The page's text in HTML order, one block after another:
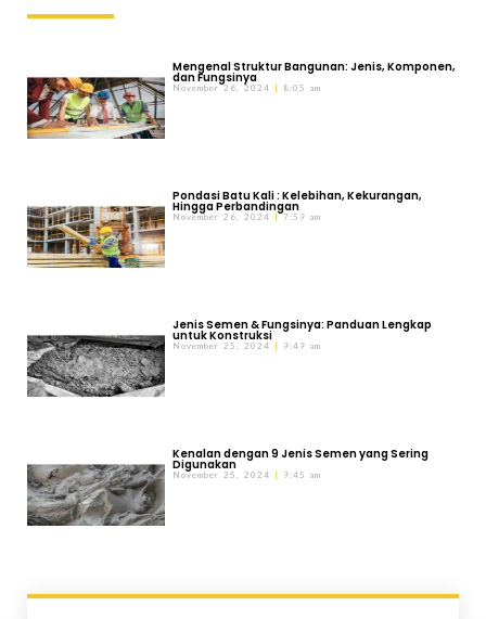
Mengenal Struktur Bangunan: Jenis, Komponen,
dan Fungsinya
November 26, 2024 8:05 am
Pondasi Batu Kali : Kelebihan, Kekurangan,
Hingga Perbandingan
November 26, 2024 7:59 am
Jenis Semen & Fungsinya: Panduan Lengkap
untuk Konstruksi
November 25, 2024 9:49 am
Kenalan dengan 9 Jenis Semen yang Sering
Digunakan
November 25, 2024 9:45 am